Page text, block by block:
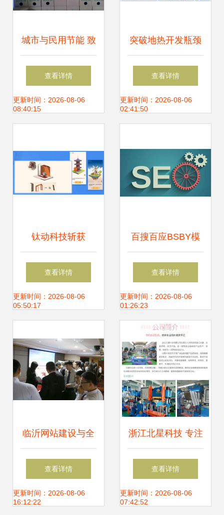
城市与民用节能 致
力于传播节能环保
信息和知识,推广节
节能环保, 新能源,
节能减排,低碳经
技术
查看详情
更新时间：2026-08-06
08:40:15
突破地热开发瓶颈
仿真模拟助力清洁
能源高效利用
查看详情
更新时间：2026-08-06
02:41:50
钛动科技斩获
Facebook最佳游戏
市场拓展奖，持续
术创新推广
查看详情
更新时间：2026-08-06
05:50:17
百搜百应BSBY模
式 软件开发领域
的“不一样精彩”
查看详情
更新时间：2026-08-06
01:26:23
临沂网站建设与全
网推广一体化解决
方案 山东鼎基信息
查看详情
更新时间：2026-08-06
16:12:22
浙江北星科技 专注
婴幼儿硅胶碗生
产，以技术与品质
查看详情
更新时间：2026-08-06
07:42:52